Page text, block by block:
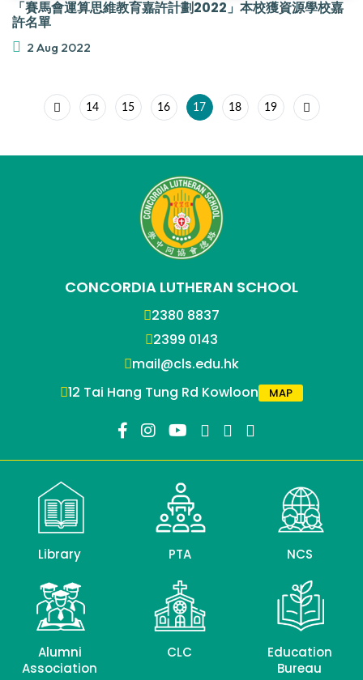
「賽馬會運算思維教育嘉許計劃2022」本校獲資源學校嘉
許名單
2 Aug 2022
14 15 16 17 18 19
CONCORDIA LUTHERAN SCHOOL
2380 8837
2399 0143
mail@cls.edu.hk
12 Tai Hang Tung Rd Kowloon
MAP
Library PTA NCS
Alumni
Association
CLC
Education
Bureau